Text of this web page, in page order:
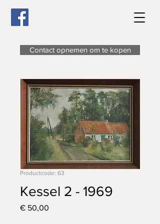
Contact opnemen om te kopen
Productcode: 63
Kessel 2 - 1969
€ 50,00